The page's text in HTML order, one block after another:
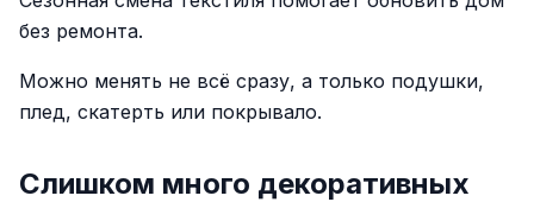
без ремонта.
Можно менять не всё сразу, а только подушки,
плед, скатерть или покрывало.
Слишком много декоративных